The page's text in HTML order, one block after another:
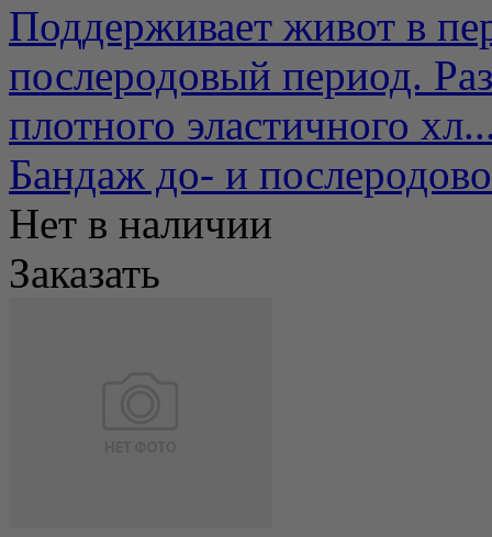
Поддерживает живот в
послеродовый период.
плотного эластичного
Бандаж до- и
Нет в наличии
Заказать